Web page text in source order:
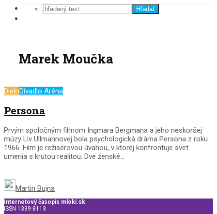
Hľadať
Marek Moučka
DieloDivadlo Aréna
Persona
Prvým spoločným filmom Ingmara Bergmana a jeho neskoršej
múzy Liv Ullmannovej bola psychologická dráma Persona z roku
1966. Film je režisérovou úvahou, v ktorej konfrontuje svet
umenia s krutou realitou. Dve ženské...
Martin Bujna
Internetový časopis mloki.sk
ISSN 1339-8113